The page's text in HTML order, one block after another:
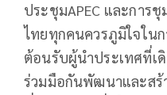
ประชุม​APEC และการ
ไทยทุกคนควร​ภูมิใจใน
ต้อนรับผู้นำประเทศ​ที่เ
ร่วมมือกันพัฒนา​และสร้